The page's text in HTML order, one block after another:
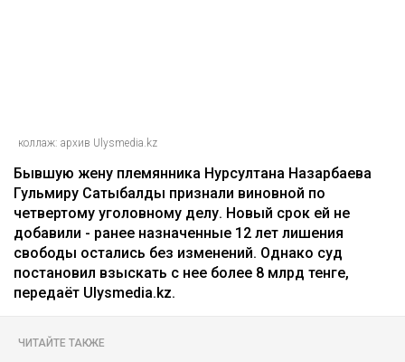
коллаж: архив Ulysmedia.kz
Бывшую жену племянника Нурсултана Назарбаева
Гульмиру Сатыбалды признали виновной по
четвертому уголовному делу. Новый срок ей не
добавили - ранее назначенные 12 лет лишения
свободы остались без изменений. Однако суд
постановил взыскать с нее более 8 млрд тенге,
передаёт Ulysmedia.kz.
ЧИТАЙТЕ ТАКЖЕ